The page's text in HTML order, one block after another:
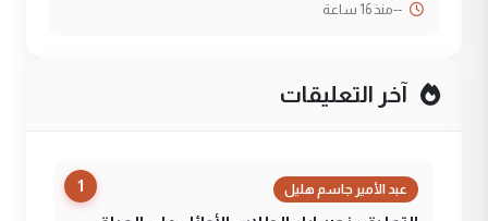
--منذ 16 ساعة
آخر التعليقات
1 عبد الأمير جاسم هليل